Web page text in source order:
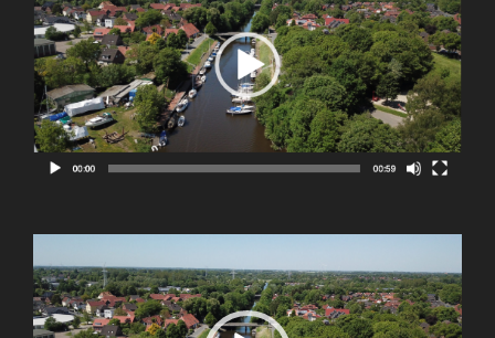
Player